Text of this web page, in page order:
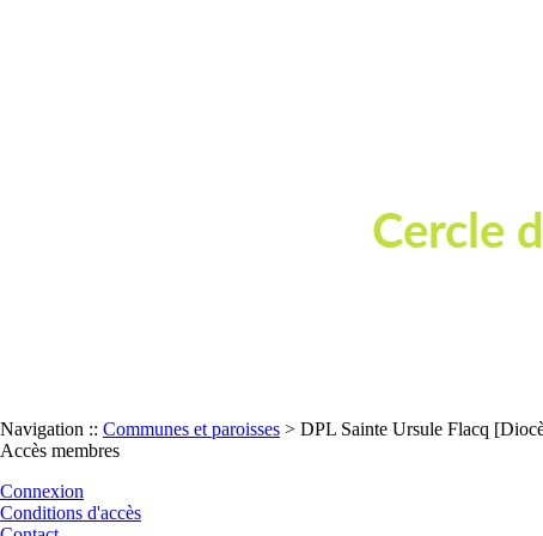
Cercle
Navigation :: Communes et paroisses > DPL Sainte Ursule Flacq
Accès membres
Connexion
Conditions d'accès